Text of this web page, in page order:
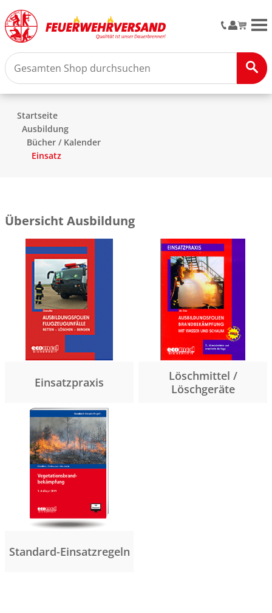
Startseite
Ausbildung
Bücher / Kalender
Einsatz
Übersicht Ausbildung
Einsatzpraxis
Löschmittel /
Löschgeräte
Standard-Einsatzregeln